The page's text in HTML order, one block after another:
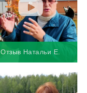
Отзыв Натальи Е.